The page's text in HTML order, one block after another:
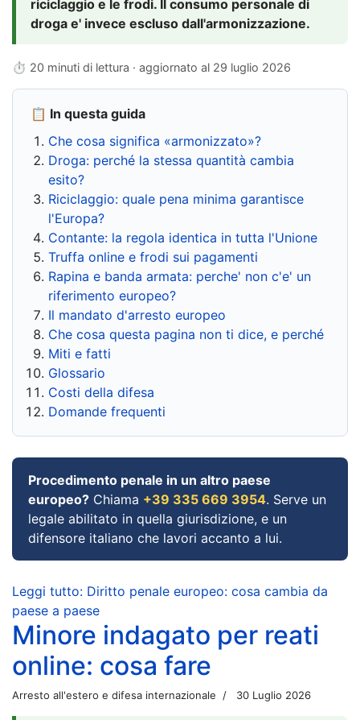
riciclaggio e le frodi. Il consumo personale di
droga e' invece escluso dall'armonizzazione.
⏱ 20 minuti di lettura · aggiornato al 29 luglio 2026
📋 In questa guida
Che cosa significa «armonizzato»?
Droga: perché la stessa quantità cambia
esito?
Riciclaggio: quale pena minima garantisce
l'Europa?
Contante: la regola identica in tutta l'Unione
Truffa online e frodi sui pagamenti
Rapina e banda armata: perche' non c'e' un
riferimento europeo?
Il mandato d'arresto europeo
Che cosa questa pagina non ti dice, e perché
Miti e fatti
Glossario
Costi della difesa
Domande frequenti
Procedimento penale in un altro paese
europeo? Chiama +39 335 669 3954. Serve un
legale abilitato in quella giurisdizione, e un
difensore italiano che lavori accanto a lui.
Leggi tutto: Diritto penale europeo: cosa cambia da
paese a paese
Minore indagato per reati
online: cosa fare
Arresto all'estero e difesa internazionale 30 Luglio 2026